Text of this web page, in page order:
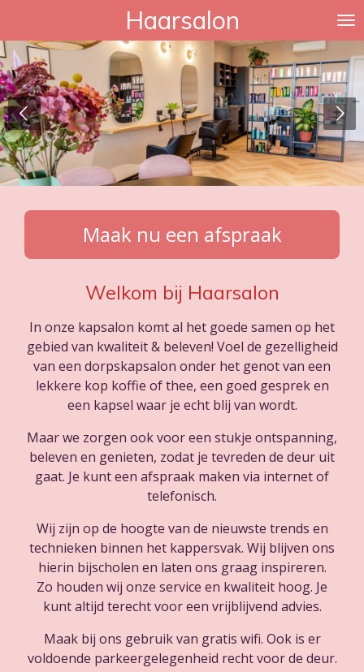
naar
de
hoofdinhoud
Haarsalon
Maak nu een afspraak
Welkom bij Haarsalon
In onze kapsalon komt al het goede samen op het
gebied van kwaliteit & beleven! Voel de gezelligheid
van een dorpskapsalon onder het genot van een
lekkere kop koffie of thee, een goed gesprek en
een kapsel waar je echt blij van wordt.
Maar we zorgen ook voor een stukje ontspanning,
beleven en genieten, zodat je tevreden de deur uit
gaat. Je kunt een afspraak maken via internet of
telefonisch.
Wij zijn op de hoogte van de nieuwste trends en
technieken binnen het kappersvak. Wij blijven ons
hierin bijscholen en laten ons graag inspireren.
Zo houden wij onze service en kwaliteit hoog. Je
kunt altijd terecht voor een vrijblijvend advies.
Maak bij ons gebruik van gratis wifi. Ook is er
voldoende parkeergelegenheid recht voor de deur.